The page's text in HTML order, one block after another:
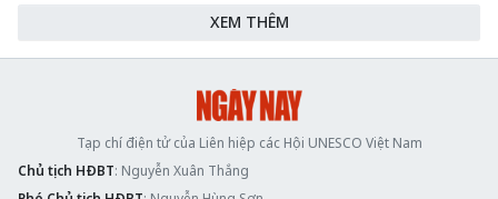
XEM THÊM
Tạp chí điện tử của Liên hiệp các Hội UNESCO Việt Nam
Chủ tịch HĐBT: Nguyễn Xuân Thắng